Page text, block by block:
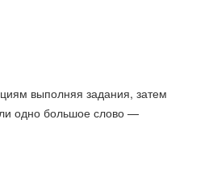
выполняя задания, затем
одно большое слово —